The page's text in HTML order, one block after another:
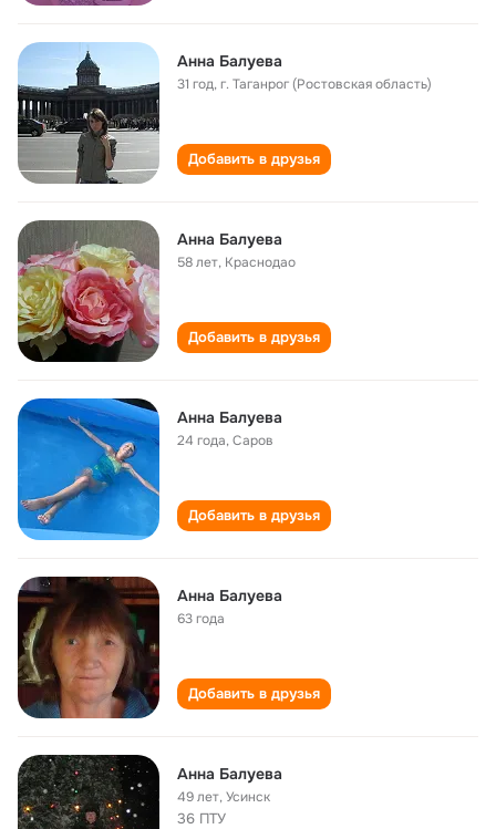
Анна Балуева
31 год,г. Таганрог (Ростовская область)
Добавить в друзья
Анна Балуева
58 лет, Краснодао
Добавить в друзья
Анна Балуева
24 года,Саров
Добавить в друзья
Анна Балуева
63 года
Добавить в друзья
Анна Балуева
49 лет,Усинск
36 ПТУ